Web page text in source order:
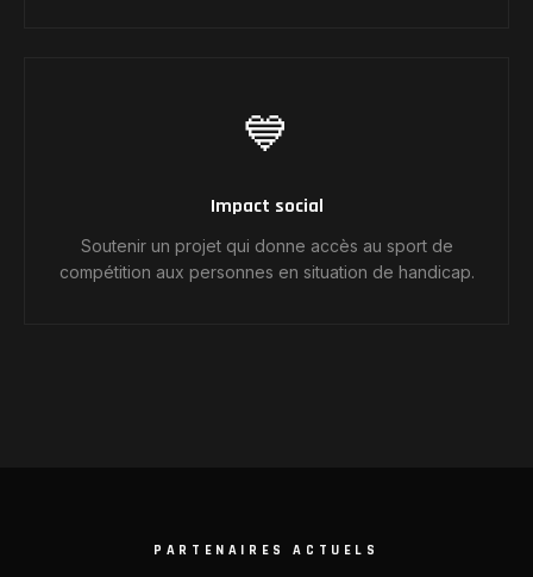
💙
Impact social
Soutenir un projet qui donne accès au sport de
compétition aux personnes en situation de handicap.
PARTENAIRES ACTUELS